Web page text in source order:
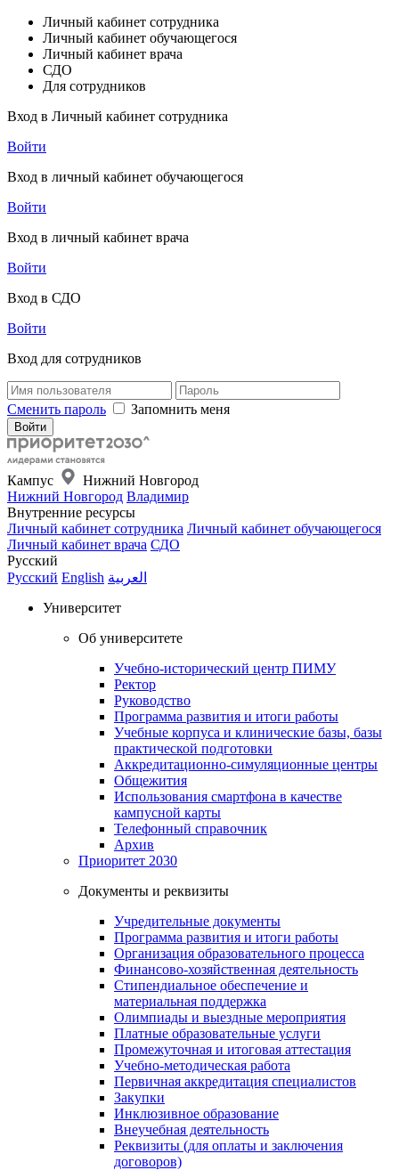
Личный кабинет сотрудника
Личный кабинет обучающегося
Личный кабинет врача
СДО
Для сотрудников
Вход в Личный кабинет сотрудника
Войти
Вход в личный кабинет обучающегося
Войти
Вход в личный кабинет врача
Войти
Вход в СДО
Войти
Вход для сотрудников
Сменить пароль Запомнить меня
Кампус
Нижний Новгород
Нижний Новгород Владимир
Внутренние ресурсы
Личный кабинет сотрудника Личный кабинет обучающегося
Личный кабинет врача СДО
Русский
Русский English العربية
Университет
Об университете
Учебно-исторический центр ПИМУ
Ректор
Руководство
Программа развития и итоги работы
Учебные корпуса и клинические базы, базы
практической подготовки
Аккредитационно-симуляционные центры
Общежития
Использования смартфона в качестве
кампусной карты
Телефонный справочник
Архив
Приоритет 2030
Документы и реквизиты
Учредительные документы
Программа развития и итоги работы
Организация образовательного процесса
Финансово-хозяйственная деятельность
Стипендиальное обеспечение и
материальная поддержка
Олимпиады и выездные мероприятия
Платные образовательные услуги
Промежуточная и итоговая аттестация
Учебно-методическая работа
Первичная аккредитация специалистов
Закупки
Инклюзивное образование
Внеучебная деятельность
Реквизиты (для оплаты и заключения
договоров)